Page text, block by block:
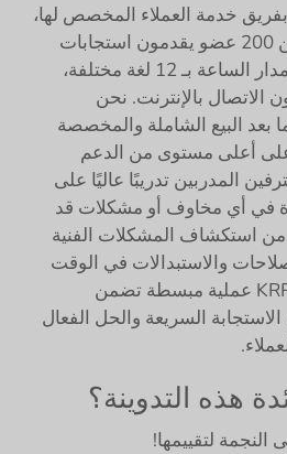
تفتخر شركة KRRASS بفريق خدمة العملاء المخصص لها،
والذي يتألف من أكثر من 200 عضو يقدمون استجابات
سريعة ودعمًا فنيًا على مدار الساعة بـ 12 لغة مختلفة،
الاتصال بالإنترنت. نحن
بعد البيع الشاملة والمخصصة
أعلى مستوى من الدعم
المدربين تدريبًا عاليًا على
في أي مخاوف أو مشكلات قد
من استكشاف المشكلات الفنية
والاستبدالات في الوقت
المناسب، أنشأت KRRASS عملية مبسطة تضمن
السريعة والحل الفعال
هذه التدوينة؟
النجمة لتقييمها!